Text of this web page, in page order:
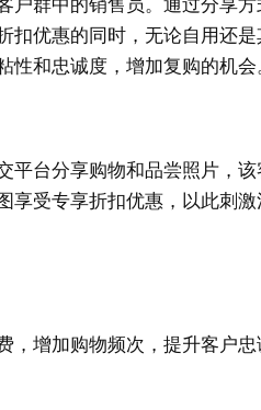
户群中的销售员。通过分享
扣优惠的同时，无论自用还
和忠诚度，增加复购的机会
平台分享购物和品尝照片，
享受专享折扣优惠，以此刺
，增加购物频次，提升客户